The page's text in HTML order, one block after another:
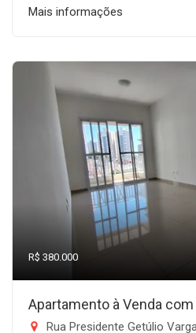
Mais informações
R$ 380.000
Apartamento à Venda
Rua Presidente Getúlio